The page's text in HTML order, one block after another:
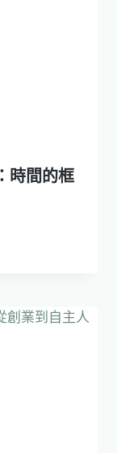
時間的框